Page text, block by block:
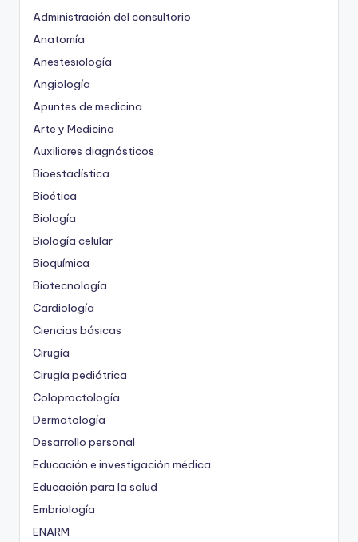
Administración del consultorio
Anatomía
Anestesiología
Angiología
Apuntes de medicina
Arte y Medicina
Auxiliares diagnósticos
Bioestadística
Bioética
Biología
Biología celular
Bioquímica
Biotecnología
Cardiología
Ciencias básicas
Cirugía
Cirugía pediátrica
Coloproctología
Dermatología
Desarrollo personal
Educación e investigación médica
Educación para la salud
Embriología
ENARM